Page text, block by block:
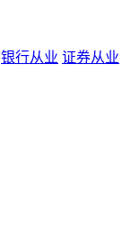
银行从业 证券从业